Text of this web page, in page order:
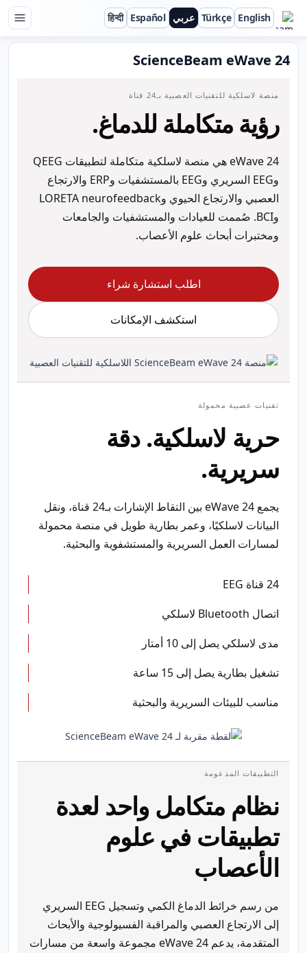
ScienceBeam
English
Türkçe عربي Español
हिन्दी
ScienceBeam eWave 24
منصة لاسلكية للتقنيات العصبية بـ24 قناة
رؤية متكاملة للدماغ.
eWave 24 هي منصة لاسلكية متكاملة لتطبيقات QEEG
وEEG السريري وEEG بالمستشفيات وERP والارتجاع
العصبي والارتجاع الحيوي وLORETA neurofeedback
وBCI. صُممت للعيادات والمستشفيات والجامعات
ومختبرات أبحاث علوم الأعصاب.
اطلب استشارة شراء
استكشف الإمكانات
تقنيات عصبية محمولة
حرية لاسلكية. دقة
سريرية.
يجمع eWave 24 بين التقاط الإشارات بـ24 قناة، ونقل
البيانات لاسلكيًا، وعمر بطارية طويل في منصة محمولة
لمسارات العمل السريرية والمستشفوية والبحثية.
24 قناة EEG
اتصال Bluetooth لاسلكي
مدى لاسلكي يصل إلى 10 أمتار
تشغيل بطارية يصل إلى 15 ساعة
مناسب للبيئات السريرية والبحثية
التطبيقات المدعومة
نظام متكامل واحد لعدة
تطبيقات في علوم
الأعصاب
من رسم خرائط الدماغ الكمي وتسجيل EEG السريري
إلى الارتجاع العصبي والمراقبة الفسيولوجية والأبحاث
المتقدمة، يدعم eWave 24 مجموعة واسعة من مسارات